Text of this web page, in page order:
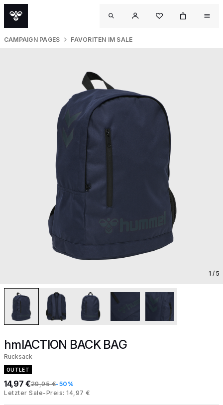
CAMPAIGN PAGES FAVORITEN IM SALE
1 / 5
hmlACTION BACK BAG
Rucksack
OUTLET
14,97 €29,95 €-50%
Letzter Sale-Preis: 14,97 €